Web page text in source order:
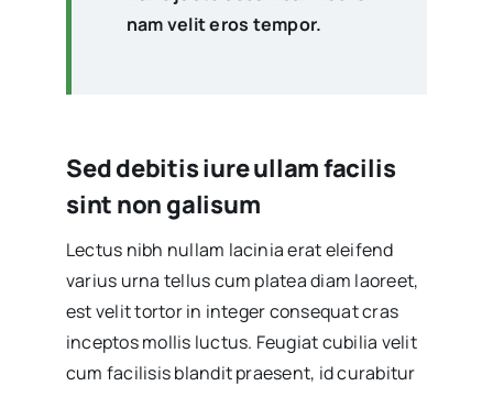
nam velit eros tempor.
Sed debitis iure ullam facilis
sint non galisum
Lectus nibh nullam lacinia erat eleifend
varius urna tellus cum platea diam laoreet,
est velit tortor in integer consequat cras
inceptos mollis luctus. Feugiat cubilia velit
cum facilisis blandit praesent, id curabitur